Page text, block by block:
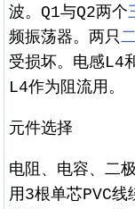
波。Q1与Q2两个
频振荡器。两只
受损坏。电感L4
L4作为阻流用。
元件选择
电阻、电容、二
用3根单芯PVC线